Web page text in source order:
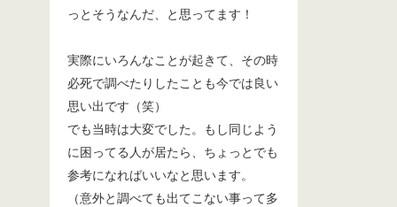
っとそうなんだ、と思ってます！
実際にいろんなことが起きて、その時
必死で調べたりしたことも今では良い
思い出です（笑）
でも当時は大変でした。もし同じよう
に困ってる人が居たら、ちょっとでも
参考になればいいなと思います。
（意外と調べても出てこない事って多